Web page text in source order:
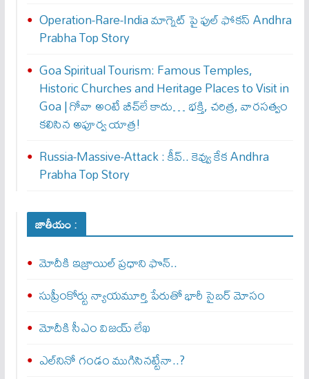
Operation-Rare-India మాగ్నెట్ పై ఫుల్ ఫోక‌స్ Andhra
Prabha Top Story
Goa Spiritual Tourism: Famous Temples,
Historic Churches and Heritage Places to Visit in
Goa | గోవా అంటే బీచ్‌లే కాదు… భక్తి, చరిత్ర, వారసత్వం
కలిసిన అపూర్వ యాత్ర!
Russia-Massive-Attack : కీవ్‌.. కెవ్వు కేక‌ Andhra
Prabha Top Story
జాతీయం :
మోదీకి ఇజ్రాయిల్ ప్ర‌ధాని ఫొన్..
సుప్రీంకోర్టు న్యాయమూర్తి పేరుతో భారీ సైబర్ మోసం
మోదీకి సీఎం విజయ్ లేఖ
ఎల్‌నినో గండం ముగిసినట్టేనా..?